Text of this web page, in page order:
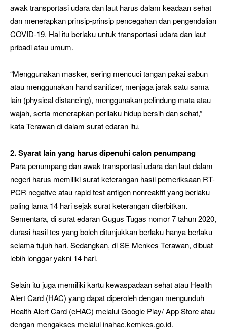
awak transportasi udara dan laut harus dalam keadaan sehat
dan menerapkan prinsip-prinsip pencegahan dan pengendalian
COVID-19. Hal itu berlaku untuk transportasi udara dan laut
pribadi atau umum.
“Menggunakan masker, sering mencuci tangan pakai sabun
atau menggunakan hand sanitizer, menjaga jarak satu sama
lain (physical distancing), menggunakan pelindung mata atau
wajah, serta menerapkan perilaku hidup bersih dan sehat,”
kata Terawan di dalam surat edaran itu.
2. Syarat lain yang harus dipenuhi calon penumpang
Para penumpang dan awak transportasi udara dan laut dalam
negeri harus memiliki surat keterangan hasil pemeriksaan RT-
PCR negative atau rapid test antigen nonreaktif yang berlaku
paling lama 14 hari sejak surat keterangan diterbitkan.
Sementara, di surat edaran Gugus Tugas nomor 7 tahun 2020,
durasi hasil tes yang boleh ditunjukkan berlaku hanya berlaku
selama tujuh hari. Sedangkan, di SE Menkes Terawan, dibuat
lebih longgar yakni 14 hari.
Selain itu juga memiliki kartu kewaspadaan sehat atau Health
Alert Card (HAC) yang dapat diperoleh dengan mengunduh
Health Alert Card (eHAC) melalui Google Play/ App Store atau
dengan mengakses melalui inahac.kemkes.go.id.